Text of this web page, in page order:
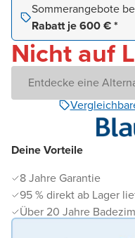
Deine Vorteile
8 Jahre Garantie
95 % direkt ab Lager
Über 20 Jahre
Sommerangebote
Rabatt je 600 € *
Nicht auf
Entdecke eine